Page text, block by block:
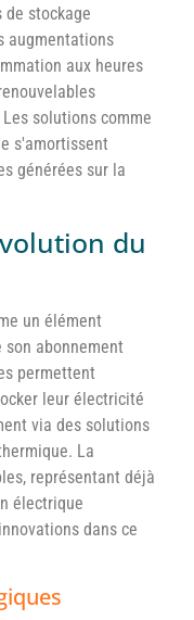
de stockage
augmentations
aux heures
solutions comme
s'amortissent
générées sur la
du
un élément
abonnement
permettent
leur électricité
via des solutions
La
représentant déjà
électrique
dans ce